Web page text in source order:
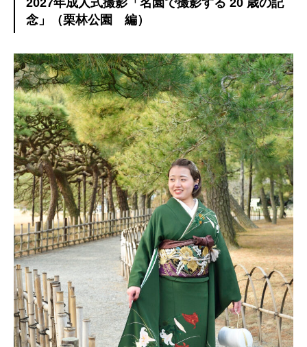
念」（栗林公園 編）